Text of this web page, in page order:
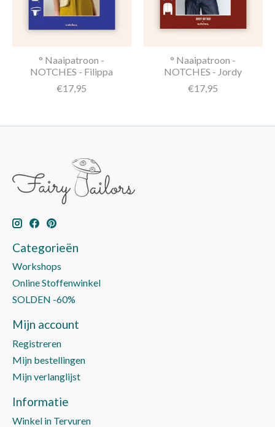
° Naaipatroon -
NOTCHES - Filippa
€17,95
° Naaipatroon -
NOTCHES - Jordy
€17,95
Categorieën
Workshops
Online Stoffenwinkel
SOLDEN -60%
Mijn account
Registreren
Mijn bestellingen
Mijn verlanglijst
Informatie
Winkel in Tervuren